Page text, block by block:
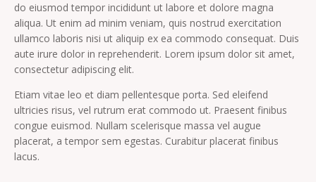
do eiusmod tempor incididunt ut labore et dolore magna
aliqua. Ut enim ad minim veniam, quis nostrud exercitation
ullamco laboris nisi ut aliquip ex ea commodo consequat. Duis
aute irure dolor in reprehenderit. Lorem ipsum dolor sit amet,
consectetur adipiscing elit.
Etiam vitae leo et diam pellentesque porta. Sed eleifend
ultricies risus, vel rutrum erat commodo ut. Praesent finibus
congue euismod. Nullam scelerisque massa vel augue
placerat, a tempor sem egestas. Curabitur placerat finibus
lacus.